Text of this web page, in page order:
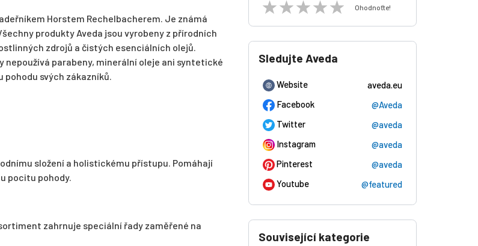
Horstem Rechelbacherem. Je známá
produkty Aveda jsou vyrobeny z přírodních
zdrojů a čistých esenciálních olejů.
nepoužívá parabeny, minerální oleje ani syntetické
svých zákazníků.
složení a holistickému přístupu. Pomáhají
pocitu pohody.
zahrnuje speciální řady zaměřené na
Ohodnoťte!
Sledujte Aveda
Website
aveda.eu
Facebook
@Aveda
Twitter
@aveda
Instagram
@aveda
Pinterest
@aveda
Youtube
@featured
Související kategorie